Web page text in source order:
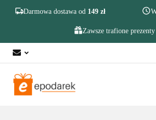
Darmowa dostawa od 149 zł
Zawsze trafione prezenty
Szukaj